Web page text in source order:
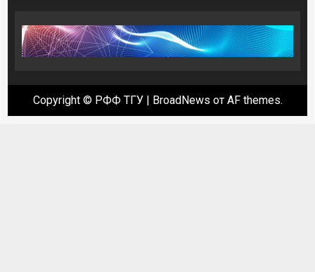
Copyright © РФФ ТГУ BroadNews от AF themes.